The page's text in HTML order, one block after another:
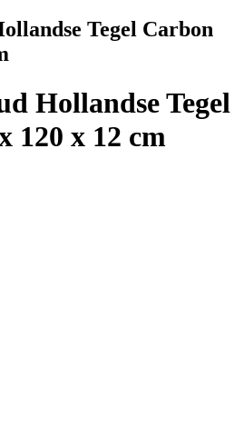
Tegel Carbon
Hollandse Tegel
120 x 12 cm